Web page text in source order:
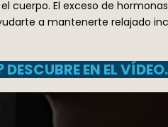
cuerpo. El exceso de
a mantenerte relajado
EN EL